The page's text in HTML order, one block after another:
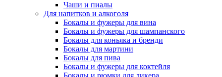
Чаши и пиалы
Для напитков и алкоголя
Бокалы и фужеры для вина
Бокалы и фужеры для шампанского
Бокалы для коньяка и бренди
Бокалы для мартини
Бокалы для пива
Бокалы и фужеры для коктейля
Бокалы и рюмки для ликера